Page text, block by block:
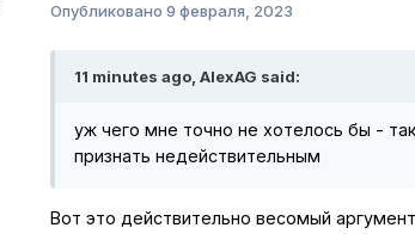
Опубликовано 9 февраля, 2023
11 minutes ago, AlexAG said:
уж чего мне точно не хотелось бы -
признать недействительным
Вот это действительно весомый